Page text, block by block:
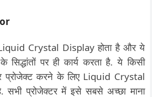
Liquid Crystal Display होता है और ये
सिद्धांतों पर ही कार्य करता है. ये किसी
प्रोजेक्ट करने के लिए Liquid Crystal
सभी प्रोजेक्टर में इसे सबसे अच्छा माना